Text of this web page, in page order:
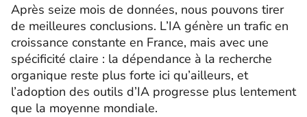
Après seize mois de données, nous pouvons tirer
de meilleures conclusions. L’IA génère un trafic en
croissance constante en France, mais avec une
spécificité claire : la dépendance à la recherche
organique reste plus forte ici qu’ailleurs, et
l’adoption des outils d’IA progresse plus lentement
que la moyenne mondiale.